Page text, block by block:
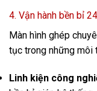
4. Vận hành bền bỉ
Màn hình ghép
tục trong những môi
Linh kiện công